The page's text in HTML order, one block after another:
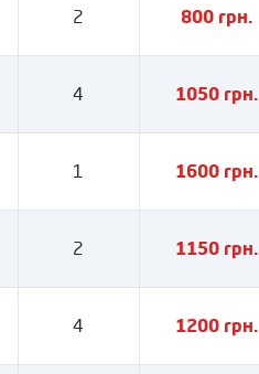
2 800 грн.
4 1050 грн.
1 1600 грн.
2 1150 грн.
4 1200 грн.